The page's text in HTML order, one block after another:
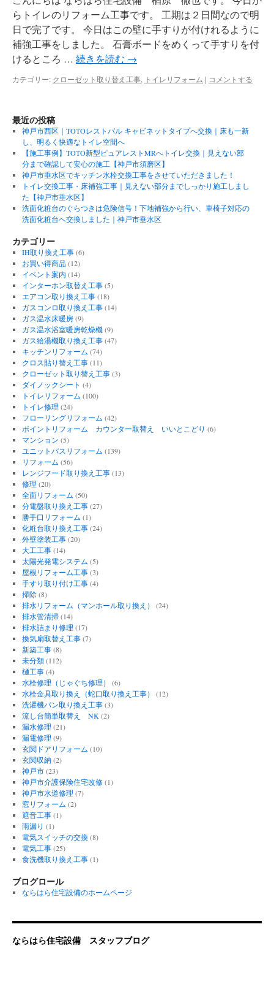
らトイレのリフォーム工事です。 工期は２日間なので明
日で完了です。 今日はこの壁に手すりが付けれるように
補強工事をしました。 石膏ボードをめくって手すりを付
けるところ … 続きを読む →
カテゴリー: クローゼット取り替え工事, トイレリフォーム | コメントする
最近の投稿
神戸市西区｜TOTOレストパル キャビネットタイプへ交換｜床も一新
し、明るく快適なトイレ空間へ
【施工事例】TOTO新型ピュアレストMRへトイレ交換｜見えない部
分まで確認して安心の施工【神戸市須磨区】
神戸市垂水区でキッチン水栓交換工事をさせていただきました！
トイレ交換工事・床補強工事｜見えない部分までしっかり施工しまし
た【神戸市垂水区】
洗面化粧台のぐらつきは危険信号！下地補強から行い、車椅子対応の
洗面化粧台へ交換しました｜神戸市垂水区
カテゴリー
IH取り換え工事(6)
お買い得商品(12)
イベント案内 (14)
インターホン取替え工事(5)
エアコン取り換え工事(18)
ガスコンロ取り換え工事(14)
ガス温水床暖房(9)
ガス温水浴室暖房乾燥機(9)
ガス給湯機取り換え工事(47)
キッチンリフォーム (74)
クロス貼り替え工事(11)
クローゼット取り替え工事(3)
ダイノックシート (4)
トイレリフォーム (100)
トイレ修理 (24)
フローリングリフォーム (42)
ポイントリフォーム カウンター取替え いいとこどり (6)
マンション (5)
ユニットバスリフォーム (139)
リフォーム (56)
レンジフード取り換え工事(13)
修理 (20)
全面リフォーム (50)
分電盤取り換え工事(27)
勝手口リフォーム (1)
化粧台取り換え工事(24)
外壁塗装工事(20)
大工工事(14)
太陽光発電システム (5)
屋根リフォーム工事(3)
手すり取り付け工事(4)
掃除(8)
排水リフォーム（マンホール取り換え）
(24)
排水管清掃(14)
排水詰まり修理 (17)
換気扇取替え工事(7)
新築工事(8)
未分類(112)
樋工事(4)
水栓修理（じゃぐち修理）
(6)
水栓金具取り換え（蛇口取り換え工事）
(12)
洗濯機パン取り換え工事(3)
流し台簡単取替え NK (2)
漏水修理 (21)
漏電修理 (9)
玄関ドアリフォーム (10)
玄関収納(2)
神戸市(23)
神戸市介護保険住宅改修(1)
神戸市水道修理 (7)
窓リフォーム (2)
遮音工事(1)
雨漏り (1)
電気スイッチの交換(8)
電気工事(25)
食洗機取り換え工事(1)
ブログロール
ならはら住宅設備のホームページ
ならはら住宅設備 スタッフブログ